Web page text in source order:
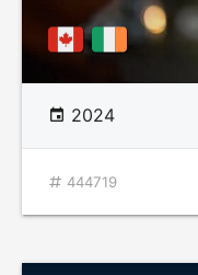
2024
444719